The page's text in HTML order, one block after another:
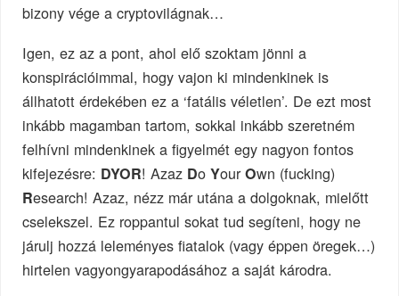
bizony vége a cryptovilágnak…
Igen, ez az a pont, ahol elő szoktam jönni a
konspirációimmal, hogy vajon ki mindenkinek is
állhatott érdekében ez a ‘fatális véletlen’. De ezt most
inkább magamban tartom, sokkal inkább szeretném
felhívni mindenkinek a figyelmét egy nagyon fontos
kifejezésre: DYOR! Azaz DoYourOwn (fucking)
Research! Azaz, nézz már utána a dolgoknak, mielőtt
cselekszel. Ez roppantul sokat tud segíteni, hogy ne
járulj hozzá leleményes fiatalok (vagy éppen öregek…)
hirtelen vagyongyarapodásához a saját károdra.